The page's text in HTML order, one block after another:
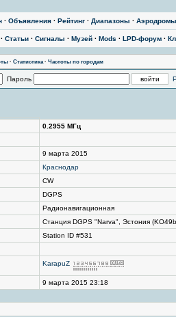
· Объявления · Рейтинг · Диапазоны · Аэродромы
· Статьи · Сигналы · Музей · Mods · LPD-форум ·
· Статистика· Частоты по городам
Пароль
0.2955 МГц
9 марта 2015
Краснодар
CW
DGPS
Радионавигационная
Станция DGPS "Narva", Эстония
Station ID #531
KarapuZ
9 марта 2015 23:18